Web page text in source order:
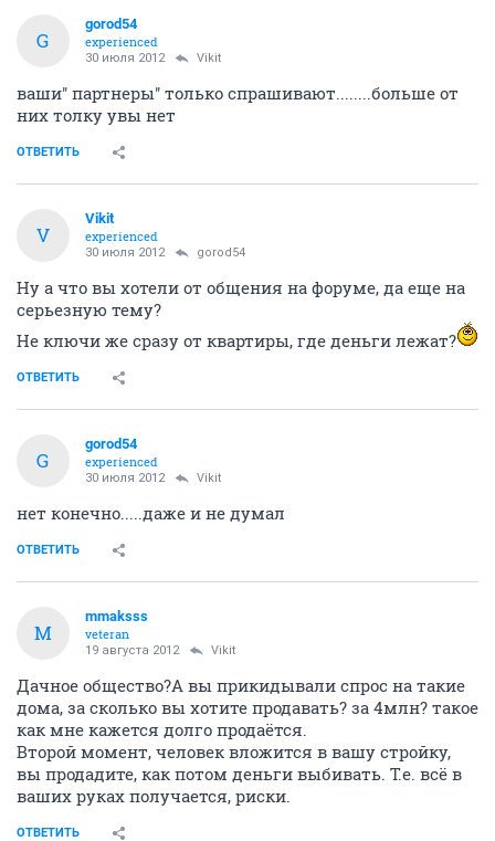
G
gorod54
experienced
30 июля 2012 Vikit
ваши'' партнеры'' только спрашивают........больше от
них толку увы нет
ОТВЕТИТЬ
V
Vikit
experienced
30 июля 2012 gorod54
Ну а что вы хотели от общения на форуме, да еще на
серьезную тему?
Не ключи же сразу от квартиры, где деньги лежат?
ОТВЕТИТЬ
G
gorod54
experienced
30 июля 2012 Vikit
нет конечно.....даже и не думал
ОТВЕТИТЬ
M
mmaksss
veteran
19 августа 2012 Vikit
Дачное общество?А вы прикидывали спрос на такие
дома, за сколько вы хотите продавать? за 4млн? такое
как мне кажется долго продаётся.
Второй момент, человек вложится в вашу стройку,
вы продадите, как потом деньги выбивать. Т.е. всё в
ваших руках получается, риски.
ОТВЕТИТЬ